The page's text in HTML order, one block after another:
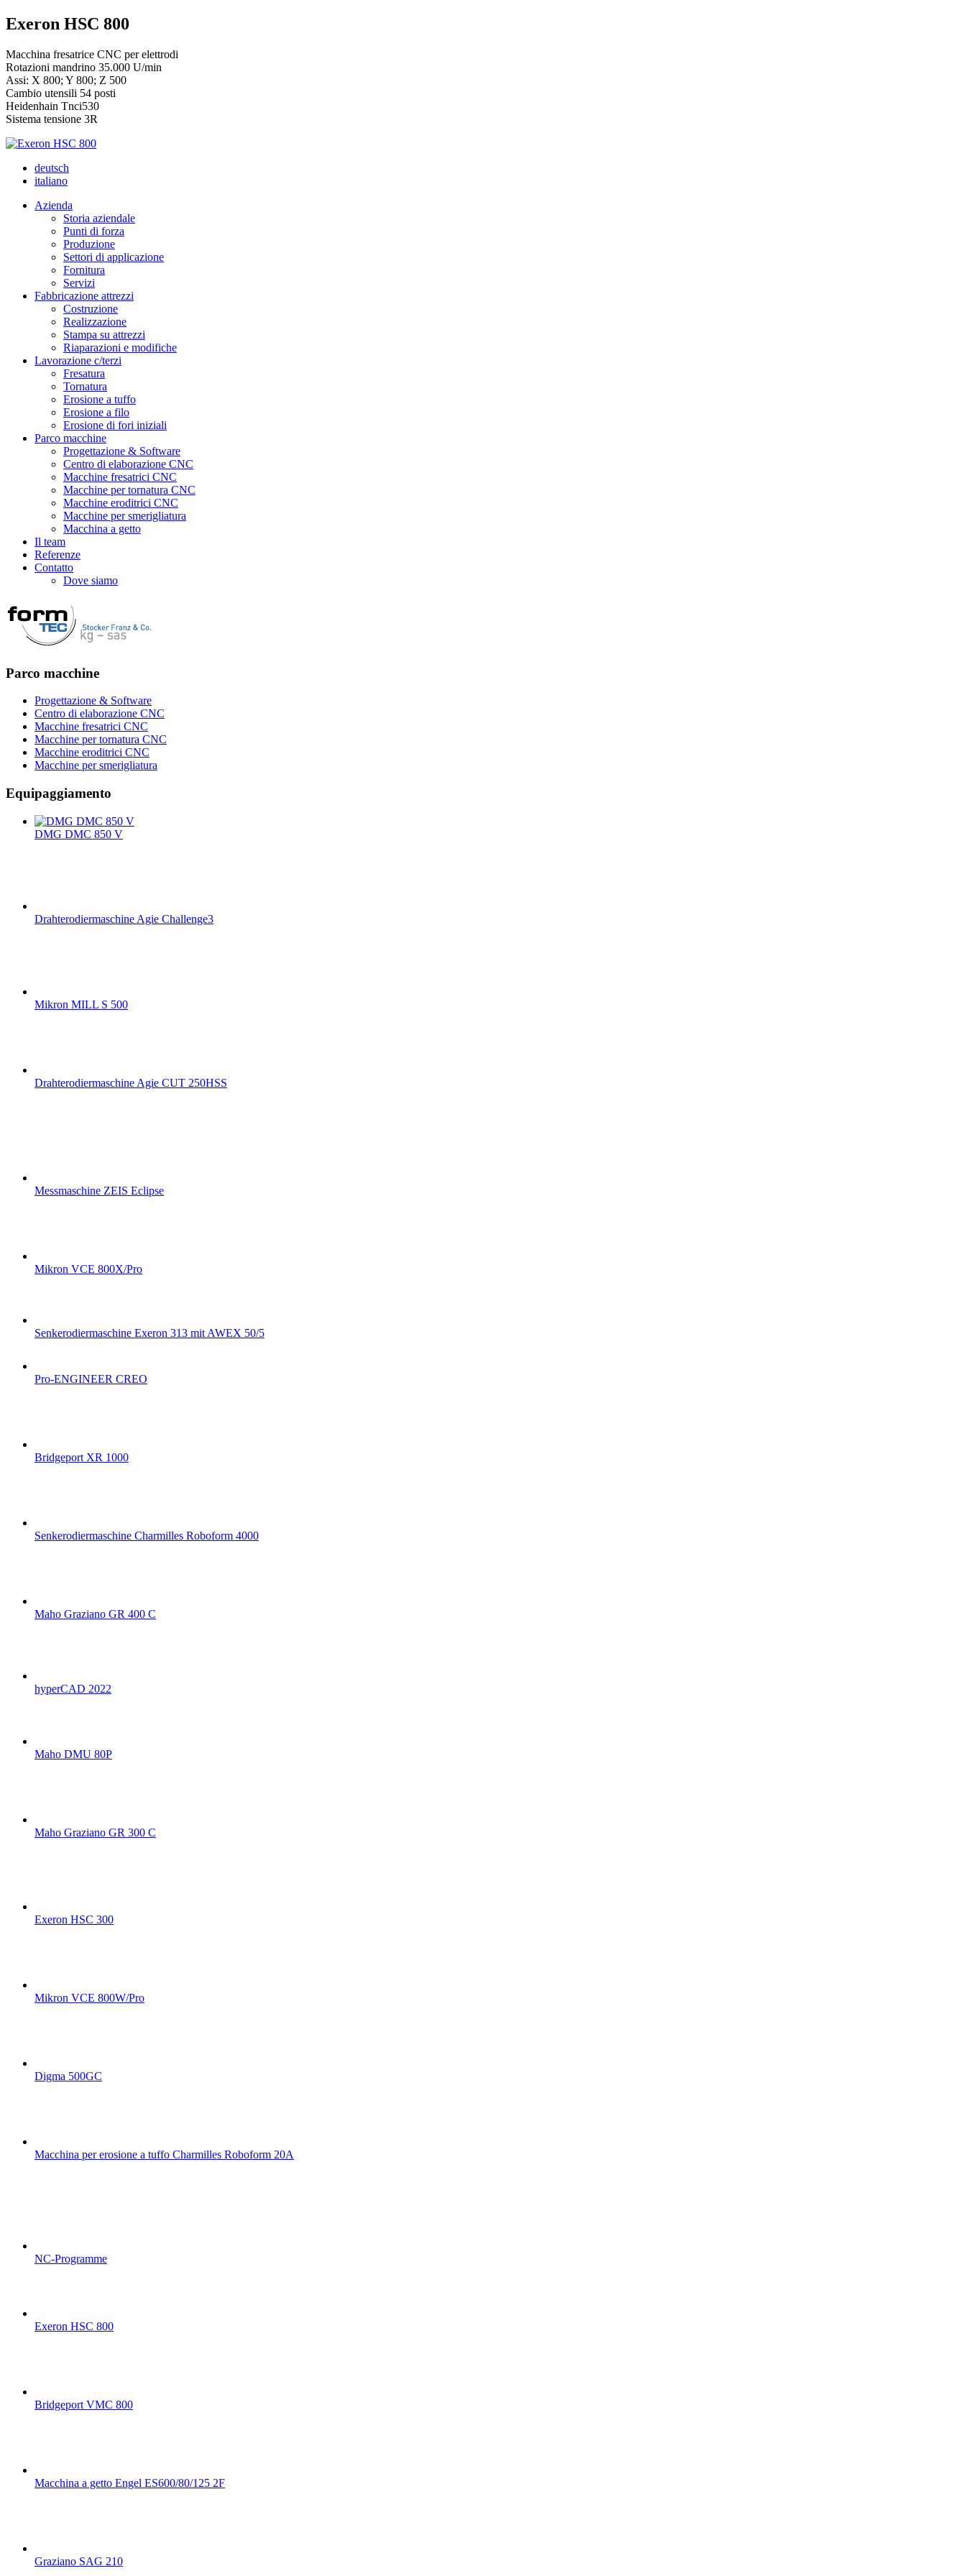
Exeron HSC 800
Macchina fresatrice CNC per elettrodi
Rotazioni mandrino 35.000 U/min
Assi: X 800; Y 800; Z 500
Cambio utensili 54 posti
Heidenhain Tnci530
Sistema tensione 3R
deutsch
italiano
Azienda
Storia aziendale
Punti di forza
Produzione
Settori di applicazione
Fornitura
Servizi
Fabbricazione attrezzi
Costruzione
Realizzazione
Stampa su attrezzi
Riaparazioni e modifiche
Lavorazione c/terzi
Fresatura
Tornatura
Erosione a tuffo
Erosione a filo
Erosione di fori iniziali
Parco macchine
Progettazione & Software
Centro di elaborazione CNC
Macchine fresatrici CNC
Macchine per tornatura CNC
Macchine eroditrici CNC
Macchine per smerigliatura
Macchina a getto
Il team
Referenze
Contatto
Dove siamo
Parco macchine
Progettazione & Software
Centro di elaborazione CNC
Macchine fresatrici CNC
Macchine per tornatura CNC
Macchine eroditrici CNC
Macchine per smerigliatura
Equipaggiamento
DMG DMC 850 V
Drahterodiermaschine Agie Challenge3
Mikron MILL S 500
Drahterodiermaschine Agie CUT 250HSS
Messmaschine ZEIS Eclipse
Mikron VCE 800X/Pro
Senkerodiermaschine Exeron 313 mit AWEX 50/5
Pro-ENGINEER CREO
Bridgeport XR 1000
Senkerodiermaschine Charmilles Roboform 4000
Maho Graziano GR 400 C
hyperCAD 2022
Maho DMU 80P
Maho Graziano GR 300 C
Exeron HSC 300
Mikron VCE 800W/Pro
Digma 500GC
Macchina per erosione a tuffo Charmilles Roboform 20A
NC-Programme
Exeron HSC 800
Bridgeport VMC 800
Macchina a getto Engel ES600/80/125 2F
Graziano SAG 210